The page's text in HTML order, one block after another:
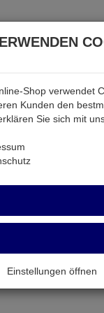
& Akkus
Shop verwendet
Kunden den
Sie sich mit
Einstellungen öffnen